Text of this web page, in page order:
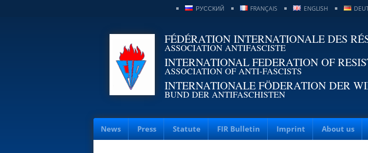
ENGLISH
FRANÇAIS
РУССКИЙ
FÉDÉRATION INTERNATIONALE DES
ASSOCIATION ANTIFASCISTE
INTERNATIONAL FEDERATION OF
ASSOCIATION OF ANTI-FASCISTS
INTERNATIONALE FÖDERATION DER
BUND DER ANTIFASCHISTEN
News Press Statute FIR Bulletin Imprint About us